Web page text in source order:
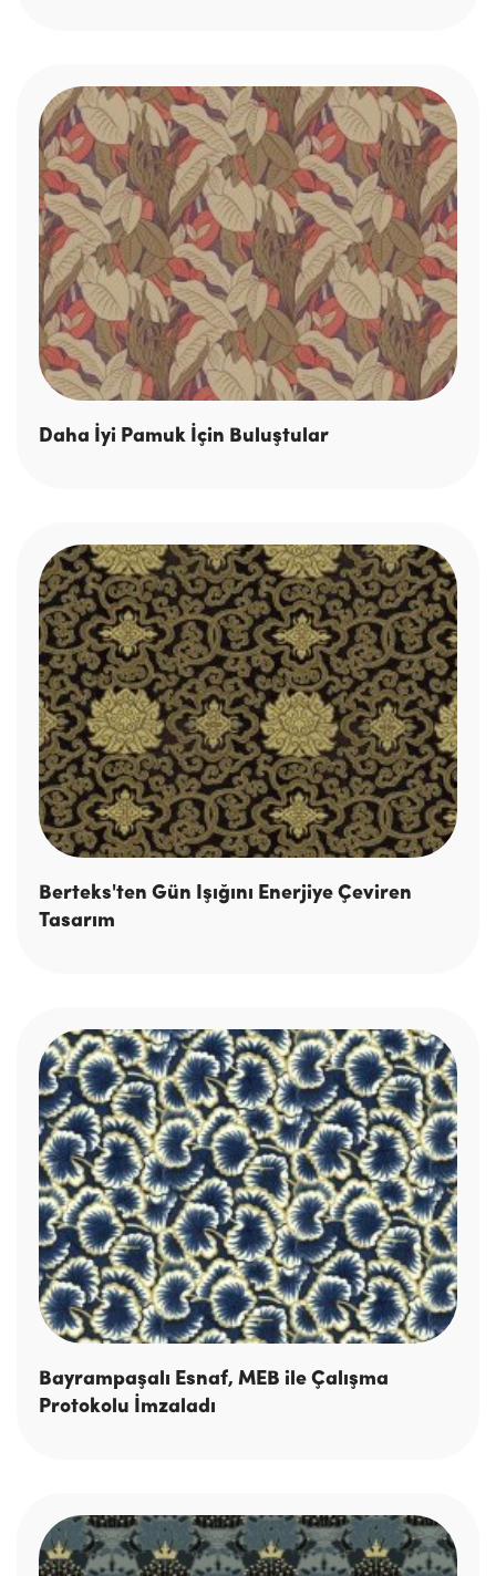
Daha İyi Pamuk İçin Buluştular
Berteks'ten Gün Işığını Enerjiye Çeviren
Tasarım
Bayrampaşalı Esnaf, MEB ile Çalışma
Protokolu İmzaladı